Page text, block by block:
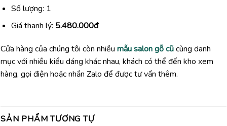
Số lượng: 1
Giá thanh lý: 5.480.000đ
Cửa hàng của chúng tôi còn nhiều mẫu salon gỗ cũcùng danh
mục với nhiều kiểu dáng khác nhau, khách có thể đến kho xem
hàng, gọi điện hoặc nhắn Zalo để được tư vấn thêm.
SẢN PHẨM TƯƠNG TỰ